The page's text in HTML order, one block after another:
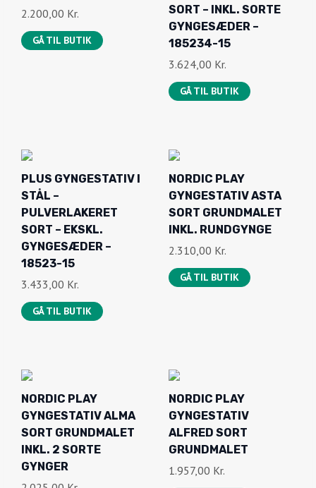
STÅL –
SORT – EKSKL.
GYNGESTATIV ASTA
SORT GRUNDMALET
INKL. RUNDGYNGE
2.310,00 Kr.
GÅ TIL BUTIK
NORDIC PLAY
GYNGESTATIV ALMA
SORT GRUNDMALET
INKL. 2 SORTE
GYNGER
2.025,00Kr.
NORDIC PLAY
GYNGESTATIV
ALFRED SORT
1.957,00Kr.
HY-LAND
GYNGESTATIV
8.471,00Kr.
PLUS PLAY LEGETÅRN
TRYKIMPRÆGNERET
INKL. GYNGESTATIV
GRØN RUTSJEBANE